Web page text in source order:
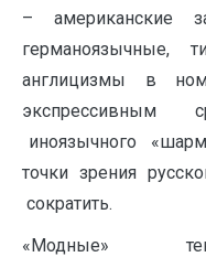
– американские
англицизмы в
экспрессивным
иноязычного
точки зрения
сократить.
«Модные»